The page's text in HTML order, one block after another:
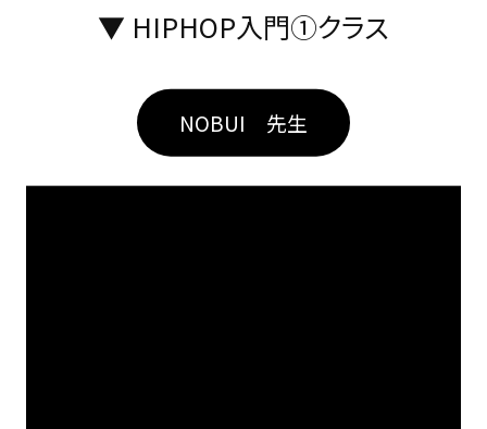
▼ HIPHOP入門①クラス
NOBUI 先生